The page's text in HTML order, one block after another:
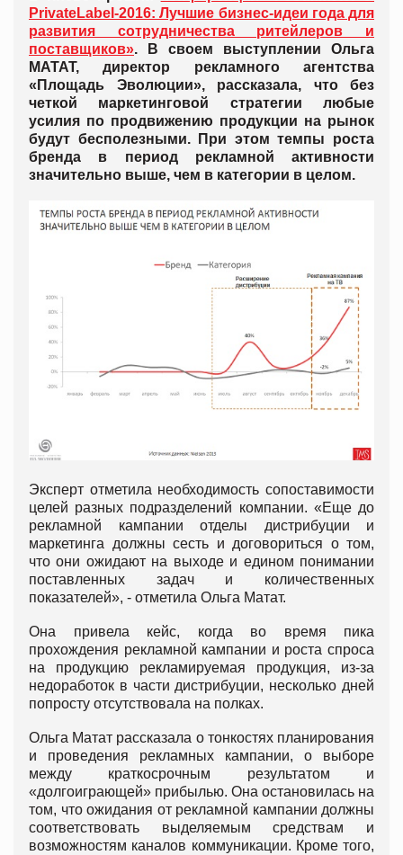
PrivateLabel-2016: Лучшие бизнес-идеи года для
развития сотрудничества ритейлеров и
поставщиков». В своем выступлении Ольга
МАТАТ, директор рекламного агентства
«Площадь Эволюции», рассказала, что без
четкой маркетинговой стратегии любые
усилия по продвижению продукции на рынок
будут бесполезными. При этом темпы роста
бренда в период рекламной активности
значительно выше, чем в категории в целом.
Эксперт отметила необходимость сопоставимости
целей разных подразделений компании. «Еще до
рекламной кампании отделы дистрибуции и
маркетинга должны сесть и договориться о том,
что они ожидают на выходе и едином понимании
поставленных задач и количественных
показателей», - отметила Ольга Матат.
Она привела кейс, когда во время пика
прохождения рекламной кампании и роста спроса
на продукцию рекламируемая продукция, из-за
недоработок в части дистрибуции, несколько дней
попросту отсутствовала на полках.
Ольга Матат рассказала о тонкостях планирования
и проведения рекламных кампании, о выборе
между краткосрочным результатом и
«долгоиграющей» прибылью. Она остановилась на
том, что ожидания от рекламной кампании должны
соответствовать выделяемым средствам и
возможностям каналов коммуникации. Кроме того,